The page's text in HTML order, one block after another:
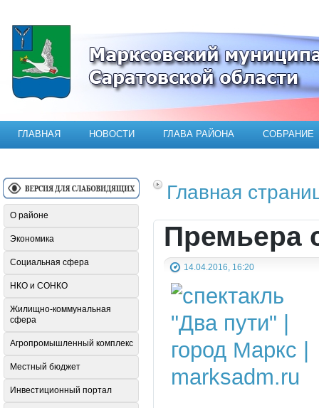
Официальный сайт Марксовского
ГЛАВНАЯ НОВОСТИ ГЛАВА РАЙОНА СОБРАНИЕ
Главная
Премьера
14.04.2016, 16:20
О районе
Экономика
Социальная сфера
НКО и СОНКО
Жилищно-коммунальная
сфера
Агропромышленный комплекс
Местный бюджет
Инвестиционный портал